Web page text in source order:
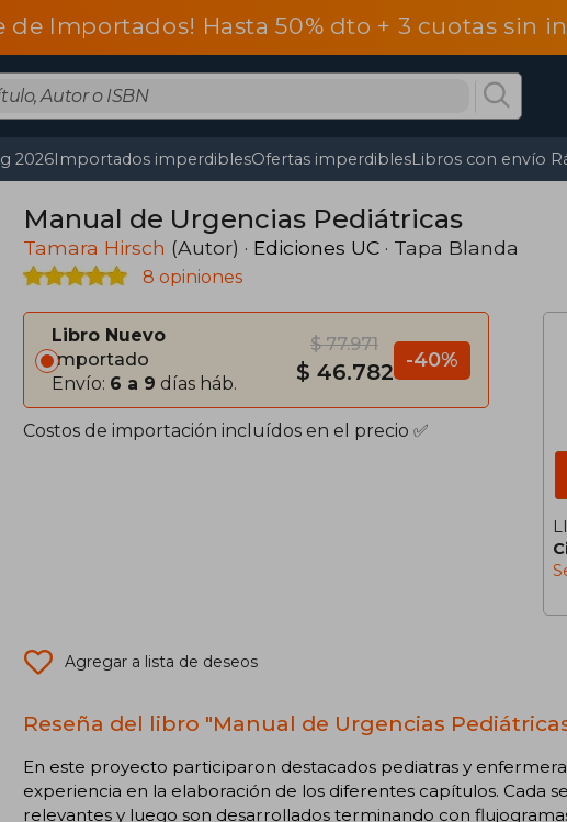
de Importados! Hasta 50% dto + 3 cuotas sin
2026Importados imperdiblesOfertas imperdiblesLibros con envío
Manual de Urgencias Pediátricas
Tamara Hirsch (Autor) · Ediciones UC · Tapa Blanda
8 opiniones
Libro Nuevo
Importado
Envío: 6 a 9 días háb.
$ 77.971
$ 46.782 -40%
Costos de importación incluídos en el precio ✅
Agregar a lista de deseos
Reseña del libro "Manual de Urgencias
En este proyecto participaron destacados pediatras y
experiencia en la elaboración de los diferentes capítulos. Cada
relevantes y luego son desarrollados terminando con